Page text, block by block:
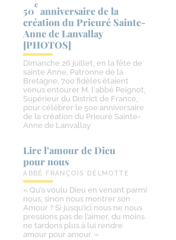
50
e
anniversaire de la
création du Prieuré Sainte-​
Anne de Lanvallay
[PHOTOS]
Dimanche 26 juillet, en la fête de
sainte Anne, Patronne de la
Bretagne, 700 fidèles étaient
venus entourer M. l'abbé Peignot,
Supérieur du District de France,
pour célébrer le 50e anniversaire
de la création du Prieuré Sainte-
Anne de Lanvallay
Lire l’amour de Dieu
pour nous
ABBÉ FRANÇOIS DELMOTTE
« Qu’a voulu Dieu en venant parmi
nous, sinon nous montrer son
Amour ? Si jusqu’ici nous ne nous
pressions pas de l’aimer, du moins
ne tardons plus à lui rendre
amour pour amour. »